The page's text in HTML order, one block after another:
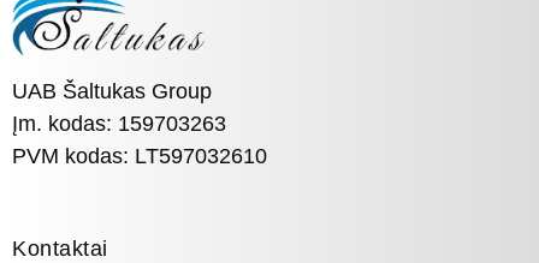
UAB Šaltukas Group
Įm. kodas: 159703263
PVM kodas: LT597032610
Kontaktai